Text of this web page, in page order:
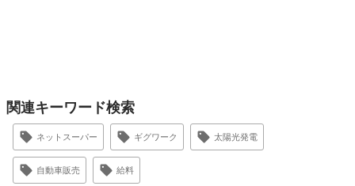
関連キーワード検索
ネットスーパー ギグワーク 太陽光発電
自動車販売 給料